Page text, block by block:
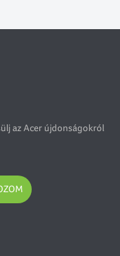
az Acer újdonságokról